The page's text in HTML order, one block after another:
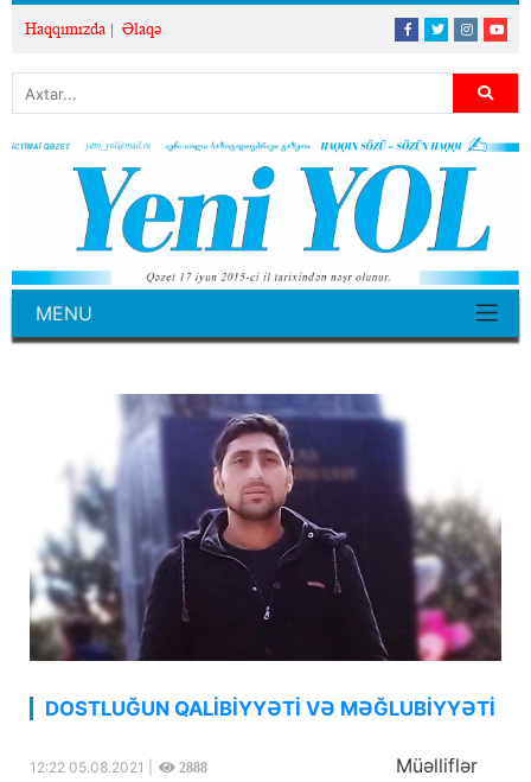
Haqqımızda Əlaqə
MENU
DOSTLUĞUN QALİBİYYƏTİ VƏ MƏĞLUBİYYƏTİ
12:22 05.08.2021 | 2888 Müəlliflər